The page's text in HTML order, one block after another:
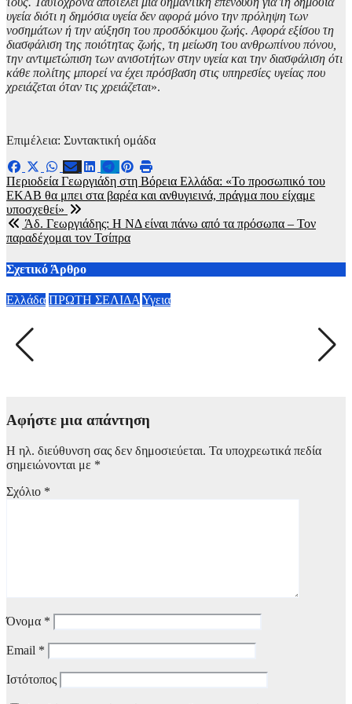
υγεία διότι η δημόσια υγεία δεν αφορά μόνο την πρόληψη των
νοσημάτων ή την αύξηση του προσδόκιμου ζωής. Αφορά εξίσου τη
διασφάλιση της ποιότητας ζωής, τη μείωση του ανθρωπίνου πόνου,
την αντιμετώπιση των ανισοτήτων στην υγεία και την διασφάλιση ότι
κάθε πολίτης μπορεί να έχει πρόσβαση στις υπηρεσίες υγείας που
χρειάζεται όταν τις χρειάζεται».
Επιμέλεια: Συντακτική ομάδα
Πλοήγηση
άρθρων
Περιοδεία Γεωργιάδη στη Βόρεια Ελλάδα: «Το προσωπικό του
ΕΚΑΒ θα μπει στα βαρέα και ανθυγιεινά, πράγμα που είχαμε
υποσχεθεί»
Άδ. Γεωργιάδης: Η ΝΔ είναι πάνω από τα πρόσωπα – Τον
παραδέχομαι τον Τσίπρα
Σχετικό Άρθρο
Ελλάδα ΠΡΩΤΗ ΣΕΛΙΔΑ Υγεια
Στα 65 ανέβηκαν τα κρούσματα του ιού του Δυτικού Νείλου
στην Ελλάδα – Έξι θάνατοι
Αφήστε μια απάντηση
Η ηλ. διεύθυνση σας δεν δημοσιεύεται. Τα υποχρεωτικά πεδία
σημειώνονται με *
Σχόλιο *
Όνομα *
Email *
Ιστότοπος